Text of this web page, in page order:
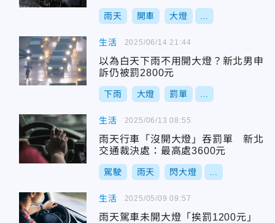
雨天 開車 大燈
生活
以為白天下雨不用開大燈？新北男申
訴仍被罰2800元
下雨 大燈 罰單
2025/06/14 21:44
生活
雨天行車「沒開大燈」吞罰單 新北
交通裁決處：最高處3600元
駕駛 雨天 閃大燈
2025/06/13 08:55
生活
雨天駕車未開大燈「挨罰1200元」
2025/05/09 09:57